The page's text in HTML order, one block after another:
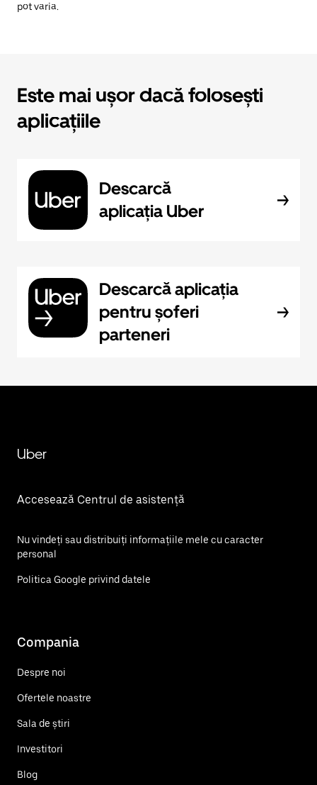
pot varia.
Este mai ușor dacă folosești
aplicațiile
Descarcă
aplicația Uber
Descarcă aplicația
pentru șoferi
parteneri
Uber
Accesează Centrul de asistență
Nu vindeți sau distribuiți informațiile mele cu caracter
personal
Politica Google privind datele
Compania
Despre noi
Ofertele noastre
Sala de știri
Investitori
Blog